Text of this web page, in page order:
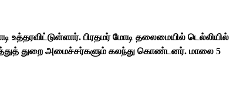
உத்தரவிட்டுள்ளார். பிரதமர் மோடி தலைமையில் டெல்லியில்
துறை அமைச்சர்களும் கலந்து கொண்டனர். மாலை 5